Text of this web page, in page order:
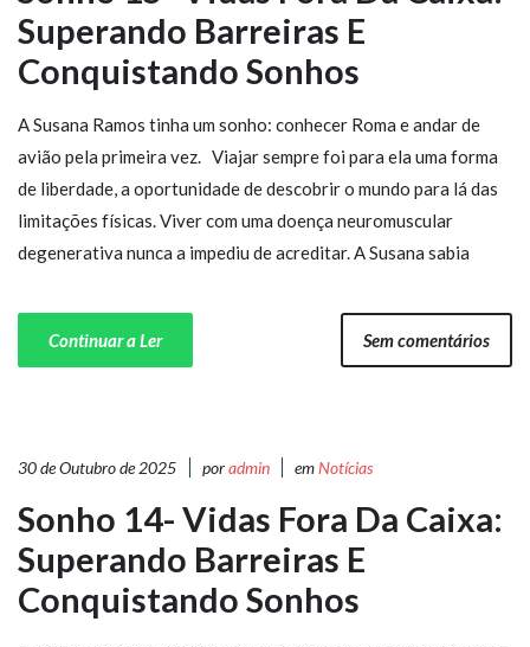
Superando Barreiras E
Conquistando Sonhos
A Susana Ramos tinha um sonho: conhecer Roma e andar de
avião pela primeira vez. Viajar sempre foi para ela uma forma
de liberdade, a oportunidade de descobrir o mundo para lá das
limitações físicas. Viver com uma doença neuromuscular
degenerativa nunca a impediu de acreditar. A Susana sabia
Continuar a Ler Sem comentários
30 de Outubro de 2025 poradmin emNotícias
Sonho 14- Vidas Fora Da Caixa:
Superando Barreiras E
Conquistando Sonhos